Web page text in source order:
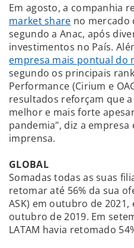
Em agosto, a companhia
market share no mercado
segundo a Anac, após
investimentos no País.
empresa mais pontual do
segundo os principais
Performance (Cirium e
resultados reforçam que
melhor e mais forte
pandemia", diz a empresa
imprensa.
GLOBAL
Somadas todas as suas
retomar até 56% da sua
ASK) em outubro de
outubro de 2019. Em
LATAM havia retomado